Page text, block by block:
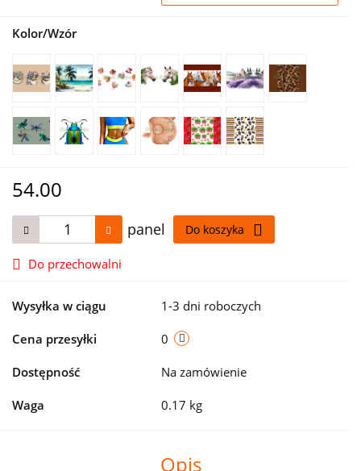
Kolor/Wzór
54.00
panel Do koszyka
Do przechowalni
Wysyłka w ciągu 1-3 dni roboczych
Cena przesyłki 0
Dostępność Na zamówienie
Waga 0.17 kg
Opis